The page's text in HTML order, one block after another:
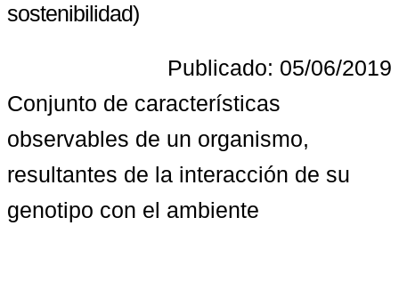
sostenibilidad)
Publicado: 05/06/2019
Conjunto de características
observables de un organismo,
resultantes de la interacción de su
genotipo con el ambiente